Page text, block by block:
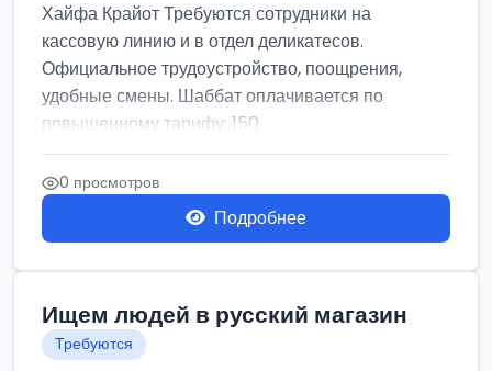
Хайфа Крайот Требуются сотрудники на
кассовую линию и в отдел деликатесов.
Официальное трудоустройство, поощрения,
удобные смены. Шаббат оплачивается по
повышенному тарифу: 150
0 просмотров
Подробнее
Ищем людей в русский магазин
Требуются